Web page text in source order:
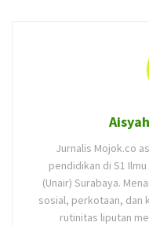
Jurnalis Mojok.co
pendidikan di S1
(Unair) Surabaya.
sosial, perkotaan, dan
rutinitas liputan